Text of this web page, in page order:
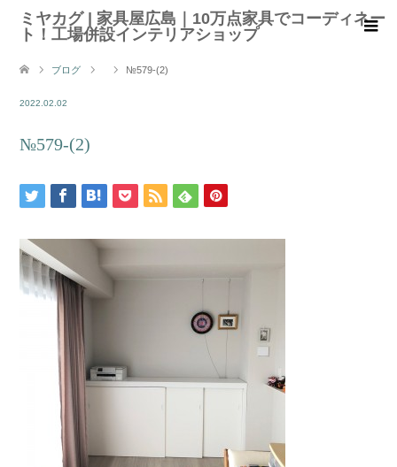
ミヤカグ | 家具屋広島｜10万点家具でコーディネー
ト！工場併設インテリアショップ
ブログ №579-(2)
2022.02.02
№579-(2)